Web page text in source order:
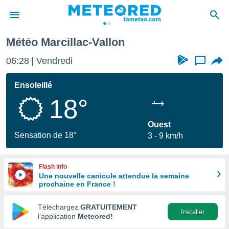
de
en
Météo Marcillac-Vallon
06:28 Vendredi ...
Ensoleillé
18°
Sensation de 18°
Ouest
3
9 km/h
Flash info
Une nouvelle canicule attendue la semaine
prochaine en France !
Téléchargez GRATUITEMENT
l’application Meteored!
Installer